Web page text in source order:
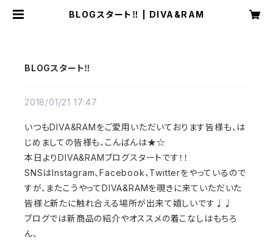
BLOGスタート‼︎ | DIVA&RAM
BLOGスタート‼︎
2018/01/21 17:47
いつもDIVA&RAMをご愛用いただいております皆様も、は
じめましての皆様も、こんばんは★☆
本日よりDIVA&RAMブログスタートです！！
SNSはInstagram、Facebook、Twitterをやっているので
すが、またこうやってDIVA&RAMを覗きに来ていただいた
皆様と新たに触れ合える場所が出来て嬉しいです♩♩
ブログでは新商品の紹介やオススメの着こなしはもちろ
ん、